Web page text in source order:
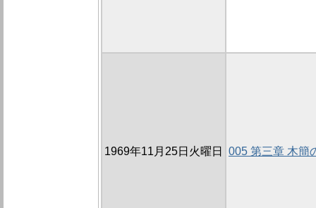
1969年11月25日火曜日 005 第三章 木簡